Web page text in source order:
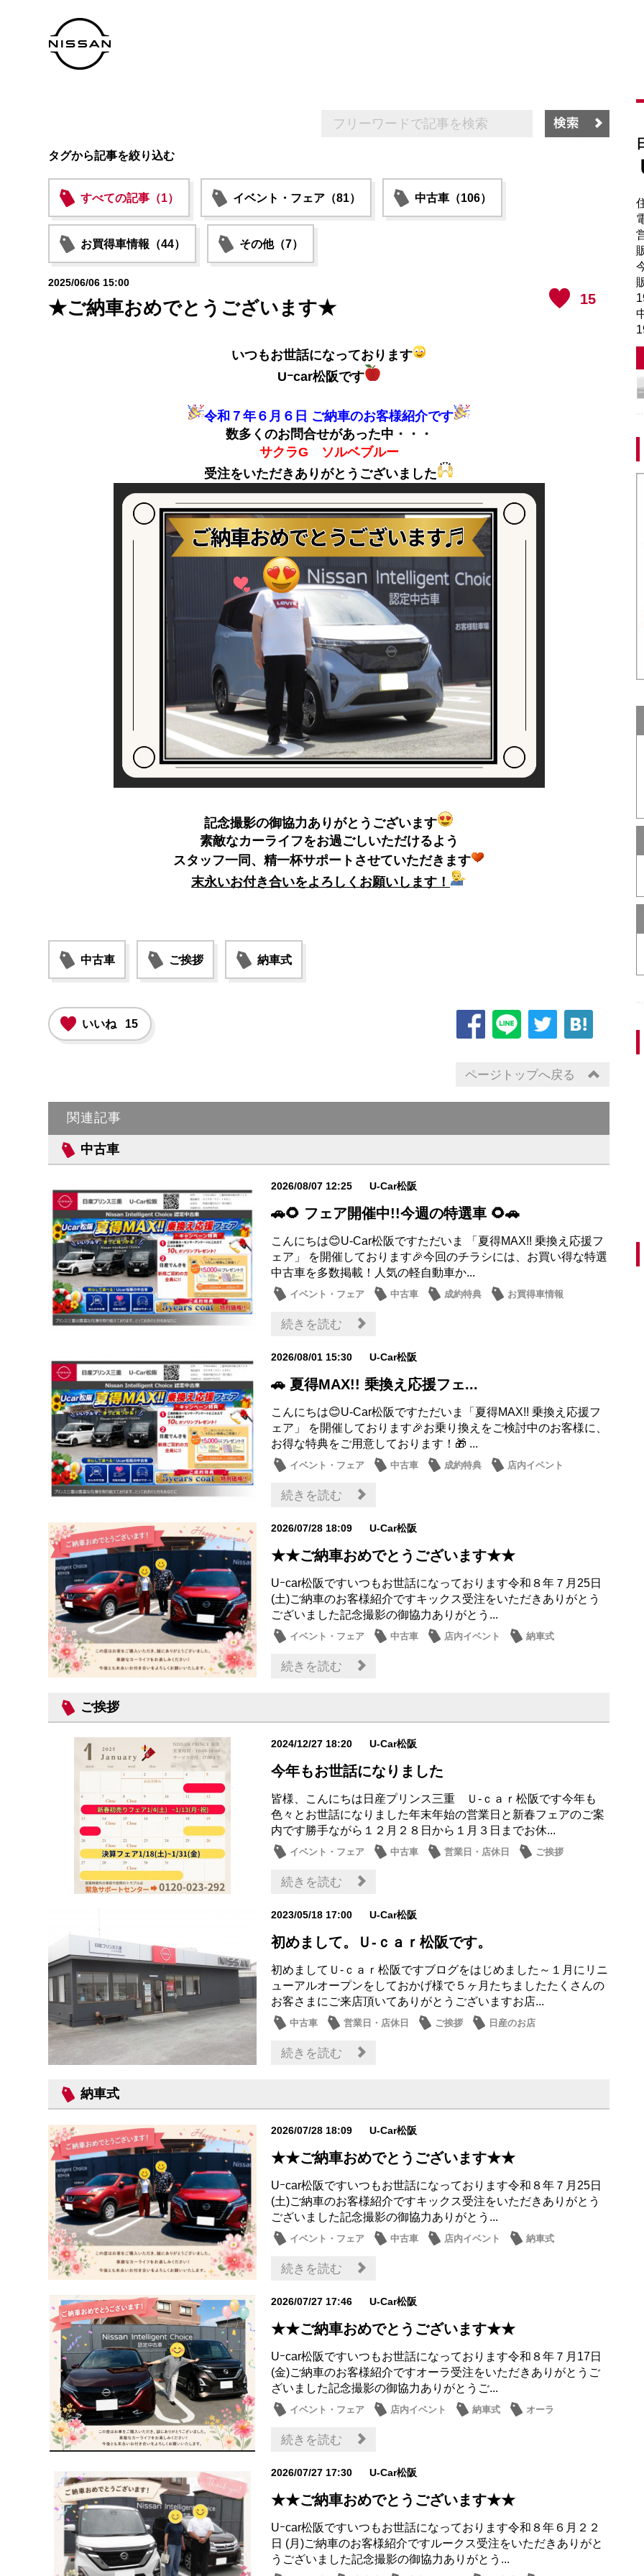
タグから記事を絞り込む
すべての記事（1） イベント・フェア（81） 中古車（106）
お買得車情報（44） その他（7）
15
2025/06/06 15:00
★ご納車おめでとうございます★
いつもお世話になっております
Uｰcar松阪です
令和７年６月６日 ご納車のお客様紹介です
数多くのお問合せがあった中・・・
サクラG ソルベブルー
受注をいただきありがとうございました
記念撮影の御協力ありがとうございます
素敵なカーライフをお過ごしいただけるよう
スタッフ一同、精一杯サポートさせていただきます
末永いお付き合いをよろしくお願いします！
中古車 ご挨拶 納車式
いいね 15
ページトップへ戻る
関連記事
中古車
2026/08/07 12:25 U-Car松阪
🚗🌻 フェア開催中!!今週の特選車 🌻🚗
こんにちは😊U-Car松阪ですただいま 「夏得MAX!! 乗換え応援フ
ェア」 を開催しております🎉今回のチラシには、お買い得な特選
中古車を多数掲載！人気の軽自動車か...
イベント・フェア 中古車 成約特典 お買得車情報
続きを読む
2026/08/01 15:30 U-Car松阪
🚗 夏得MAX!! 乗換え応援フェ...
こんにちは😊U-Car松阪ですただいま「夏得MAX!! 乗換え応援フ
ェア」 を開催しております🎉お乗り換えをご検討中のお客様に、
お得な特典をご用意しております！🎁 ...
イベント・フェア 中古車 成約特典
店内イベント
お買得車情報
続きを読む
2026/07/28 18:09 U-Car松阪
★★ご納車おめでとうございます★★
Uｰcar松阪ですいつもお世話になっております令和８年７月25日
(土)ご納車のお客様紹介ですキックス受注をいただきありがとう
ございました記念撮影の御協力ありがとう...
イベント・フェア 中古車 店内イベント
納車式
キックス
続きを読む
ご挨拶
2024/12/27 18:20 U-Car松阪
今年もお世話になりました
皆様、こんにちは日産プリンス三重 Ｕ‐ｃａｒ松阪です今年も
色々とお世話になりました年末年始の営業日と新春フェアのご案
内です勝手ながら１２月２８日から１月３日までお休...
イベント・フェア 中古車 営業日・店休日
ご挨拶
日産のお店
続きを読む
2023/05/18 17:00 U-Car松阪
初めまして。Ｕ‐ｃａｒ松阪です。
初めましてＵ‐ｃａｒ松阪ですブログをはじめました～１月にリニ
ューアルオープンをしておかげ様で５ヶ月たちましたたくさんの
お客さまにご来店頂いてありがとうございますお店...
中古車 営業日・店休日 ご挨拶
日産のお店
おもてなし
続きを読む
納車式
2026/07/28 18:09 U-Car松阪
★★ご納車おめでとうございます★★
Uｰcar松阪ですいつもお世話になっております令和８年７月25日
(土)ご納車のお客様紹介ですキックス受注をいただきありがとう
ございました記念撮影の御協力ありがとう...
イベント・フェア 中古車 店内イベント
納車式
キックス
続きを読む
2026/07/27 17:46 U-Car松阪
★★ご納車おめでとうございます★★
Uｰcar松阪ですいつもお世話になっております令和８年７月17日
(金)ご納車のお客様紹介ですオーラ受注をいただきありがとうご
ざいました記念撮影の御協力ありがとうご...
イベント・フェア 店内イベント 納車式 オーラ
続きを読む
2026/07/27 17:30 U-Car松阪
★★ご納車おめでとうございます★★
Uｰcar松阪ですいつもお世話になっております令和８年６月２２
日 (月)ご納車のお客様紹介ですルークス受注をいただきありがと
うございました記念撮影の御協力ありがとう...